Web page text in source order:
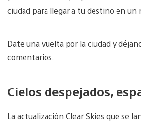
ciudad para llegar a tu destino en un
Date una vuelta por la ciudad y
comentarios.
Cielos despejados,
La actualización Clear Skies que se